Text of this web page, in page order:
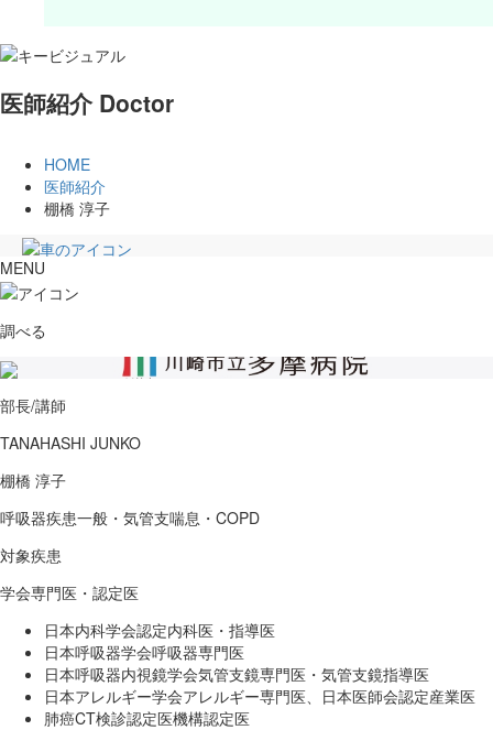
医師紹介 Doctor
HOME
医師紹介
棚橋 淳子
アクセス
病院長あいさつ
診療実績
個人情報保護方針等、各種指針
災害対策について
講座・研修のご案内
実習受入れのご案内
患者さんの声
メディア掲載のご案内
臨床における倫理指針
多施設共同研究について
院内感染対策指針
職員倫理指針
COVID-19に関する倫理指針
診療記録、診療状況の相互参照
輸血拒否患者への当院の対応について
ソーシャルメディアポリシー
匿名加工情報の作成及び第三者提供
MENU
調べる
部長/講師
TANAHASHI JUNKO
棚橋 淳子
呼吸器疾患一般・気管支喘息・COPD
対象疾患
学会専門医・認定医
日本内科学会認定内科医・指導医
日本呼吸器学会呼吸器専門医
日本呼吸器内視鏡学会気管支鏡専門医・気管支鏡指導医
日本アレルギー学会アレルギー専門医、日本医師会認定産業医
肺癌CT検診認定医機構認定医